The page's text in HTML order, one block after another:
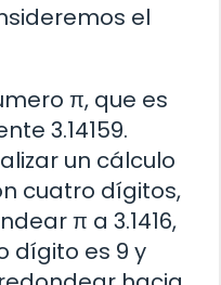
el
π, que es
3.14159.
un cálculo
cuatro dígitos,
π a 3.1416,
dígito es 9 y